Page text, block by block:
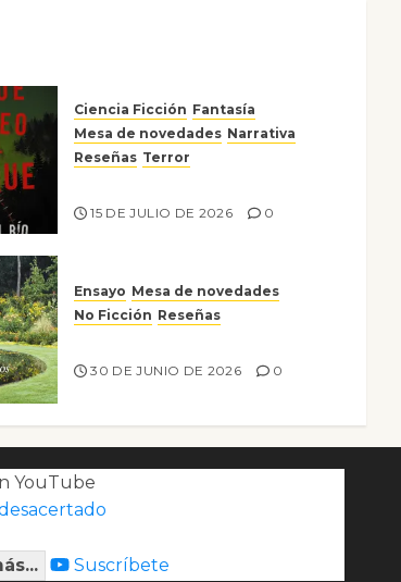
Ciencia Ficción Fantasía
Mesa de novedades Narrativa
Reseñas Terror
15 DE JULIO DE 2026 0
Ensayo Mesa de novedades
No Ficción Reseñas
30 DE JUNIO DE 2026 0
YouTube
Suscríbete